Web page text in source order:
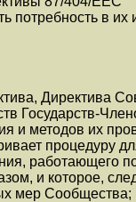
потребность в
Директива
Государств-
и методов их
процедуру
работающего
и которое,
мер Сообщества;